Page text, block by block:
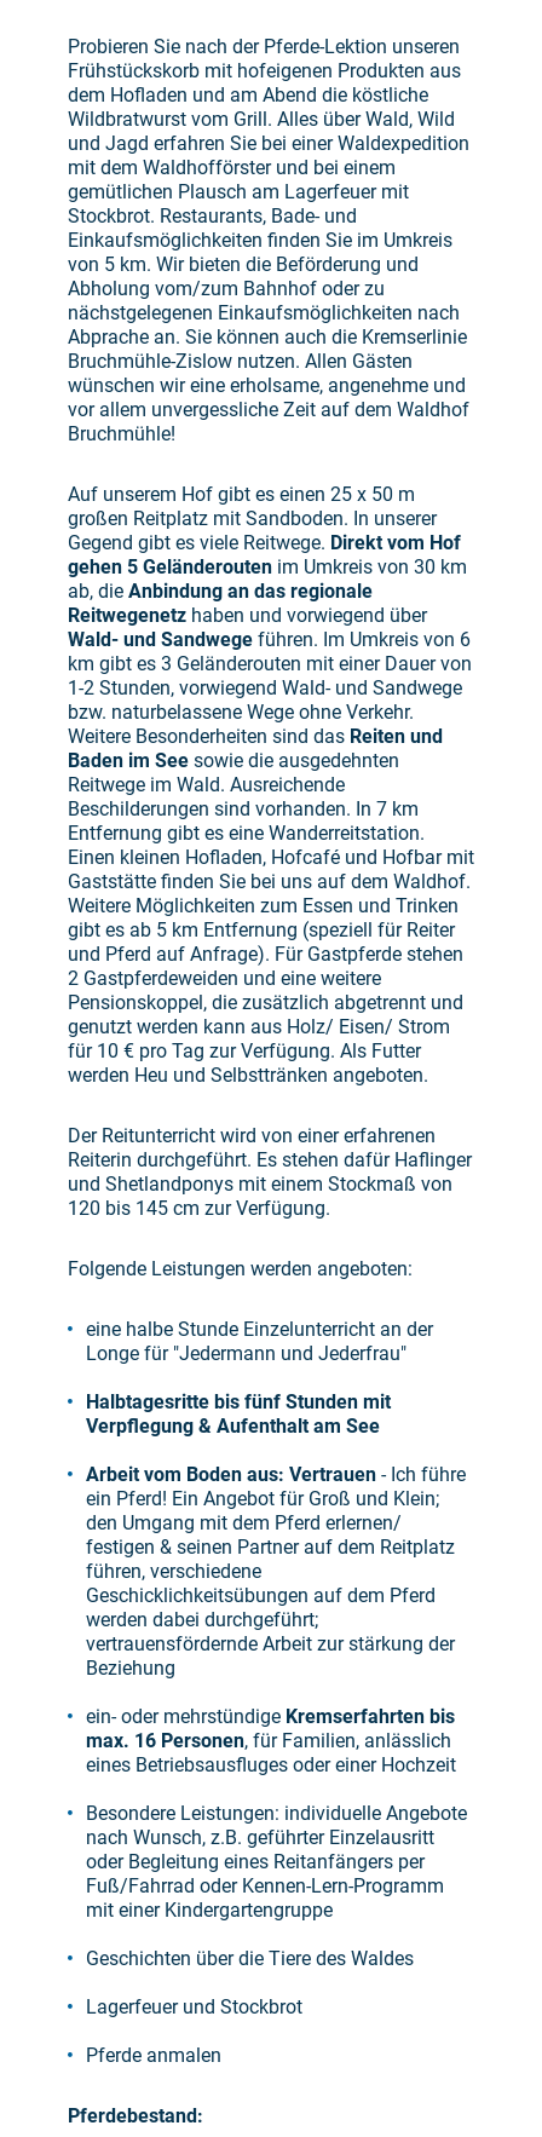
Probieren Sie nach der Pferde-Lektion unseren
Frühstückskorb mit hofeigenen Produkten aus
dem Hofladen und am Abend die köstliche
Wildbratwurst vom Grill. Alles über Wald, Wild
und Jagd erfahren Sie bei einer Waldexpedition
mit dem Waldhofförster und bei einem
gemütlichen Plausch am Lagerfeuer mit
Stockbrot. Restaurants, Bade- und
Einkaufsmöglichkeiten finden Sie im Umkreis
von 5 km. Wir bieten die Beförderung und
Abholung vom/zum Bahnhof oder zu
nächstgelegenen Einkaufsmöglichkeiten nach
Abprache an. Sie können auch die Kremserlinie
Bruchmühle-Zislow nutzen. Allen Gästen
wünschen wir eine erholsame, angenehme und
vor allem unvergessliche Zeit auf dem Waldhof
Bruchmühle!
Auf unserem Hof gibt es einen 25 x 50 m
großen Reitplatz mit Sandboden. In unserer
Gegend gibt es viele Reitwege. Direkt vom Hof
gehen 5 Geländerouten im Umkreis von 30 km
ab, die Anbindung an das regionale
Reitwegenetz haben und vorwiegend über
Wald- und Sandwege führen. Im Umkreis von 6
km gibt es 3 Geländerouten mit einer Dauer von
1-2 Stunden, vorwiegend Wald- und Sandwege
bzw. naturbelassene Wege ohne Verkehr.
Weitere Besonderheiten sind das Reiten und
Baden im See sowie die ausgedehnten
Reitwege im Wald. Ausreichende
Beschilderungen sind vorhanden. In 7 km
Entfernung gibt es eine Wanderreitstation.
Einen kleinen Hofladen, Hofcafé und Hofbar mit
Gaststätte finden Sie bei uns auf dem Waldhof.
Weitere Möglichkeiten zum Essen und Trinken
gibt es ab 5 km Entfernung (speziell für Reiter
und Pferd auf Anfrage). Für Gastpferde stehen
2 Gastpferdeweiden und eine weitere
Pensionskoppel, die zusätzlich abgetrennt und
genutzt werden kann aus Holz/ Eisen/ Strom
für 10 € pro Tag zur Verfügung. Als Futter
werden Heu und Selbsttränken angeboten.
Der Reitunterricht wird von einer erfahrenen
Reiterin durchgeführt. Es stehen dafür Haflinger
und Shetlandponys mit einem Stockmaß von
120 bis 145 cm zur Verfügung.
Folgende Leistungen werden angeboten:
eine halbe Stunde Einzelunterricht an der
Longe für "Jedermann und Jederfrau"
Halbtagesritte bis fünf Stunden mit
Verpflegung & Aufenthalt am See
Arbeit vom Boden aus: Vertrauen - Ich führe
ein Pferd! Ein Angebot für Groß und Klein;
den Umgang mit dem Pferd erlernen/
festigen & seinen Partner auf dem Reitplatz
führen, verschiedene
Geschicklichkeitsübungen auf dem Pferd
werden dabei durchgeführt;
vertrauensfördernde Arbeit zur stärkung der
Beziehung
ein- oder mehrstündige Kremserfahrten bis
max. 16 Personen, für Familien, anlässlich
eines Betriebsausfluges oder einer Hochzeit
Besondere Leistungen: individuelle Angebote
nach Wunsch, z.B. geführter Einzelausritt
oder Begleitung eines Reitanfängers per
Fuß/Fahrrad oder Kennen-Lern-Programm
mit einer Kindergartengruppe
Geschichten über die Tiere des Waldes
Lagerfeuer und Stockbrot
Pferde anmalen
Pferdebestand: